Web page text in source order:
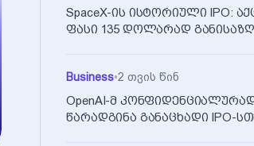
SpaceX-ის ისტორიული IPO:
ფასი 135 დოლარად
Business•2 თვის წინ
OpenAI-მ
წარადგინა განაცხადი IPO-